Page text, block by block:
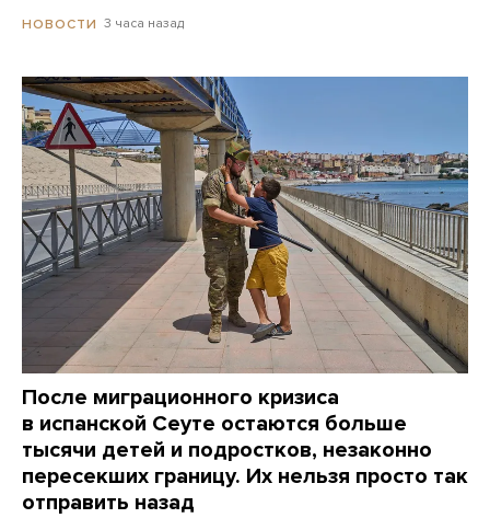
НОВОСТИ 3 часа назад
После миграционного кризиса
в испанской Сеуте остаются больше
тысячи детей и подростков, незаконно
пересекших границу. Их нельзя просто так
отправить назад